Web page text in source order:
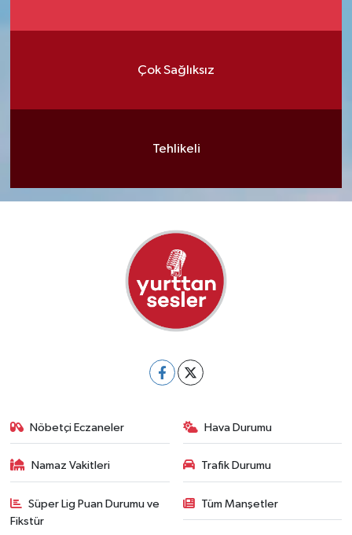
Çok Sağlıksız
Tehlikeli
Nöbetçi Eczaneler Hava Durumu
Namaz Vakitleri Trafik Durumu
Süper Lig Puan Durumu ve
Fikstür
Tüm Manşetler